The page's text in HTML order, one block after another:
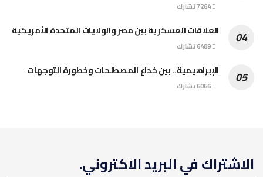
العلاقات العسكرية بين مصر والولايات المتحدة الأمريكية
الإبراهيمية.. بين خداع المصطلحات وخطورة التوجهات
الاشتراك في البريد الاكتروني.